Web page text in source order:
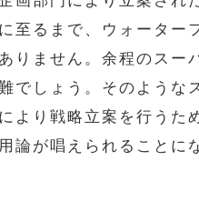
至るまで、ウォーター
りません。余程のスー
でしょう。そのような
より戦略立案を行う
論が唱えられることに